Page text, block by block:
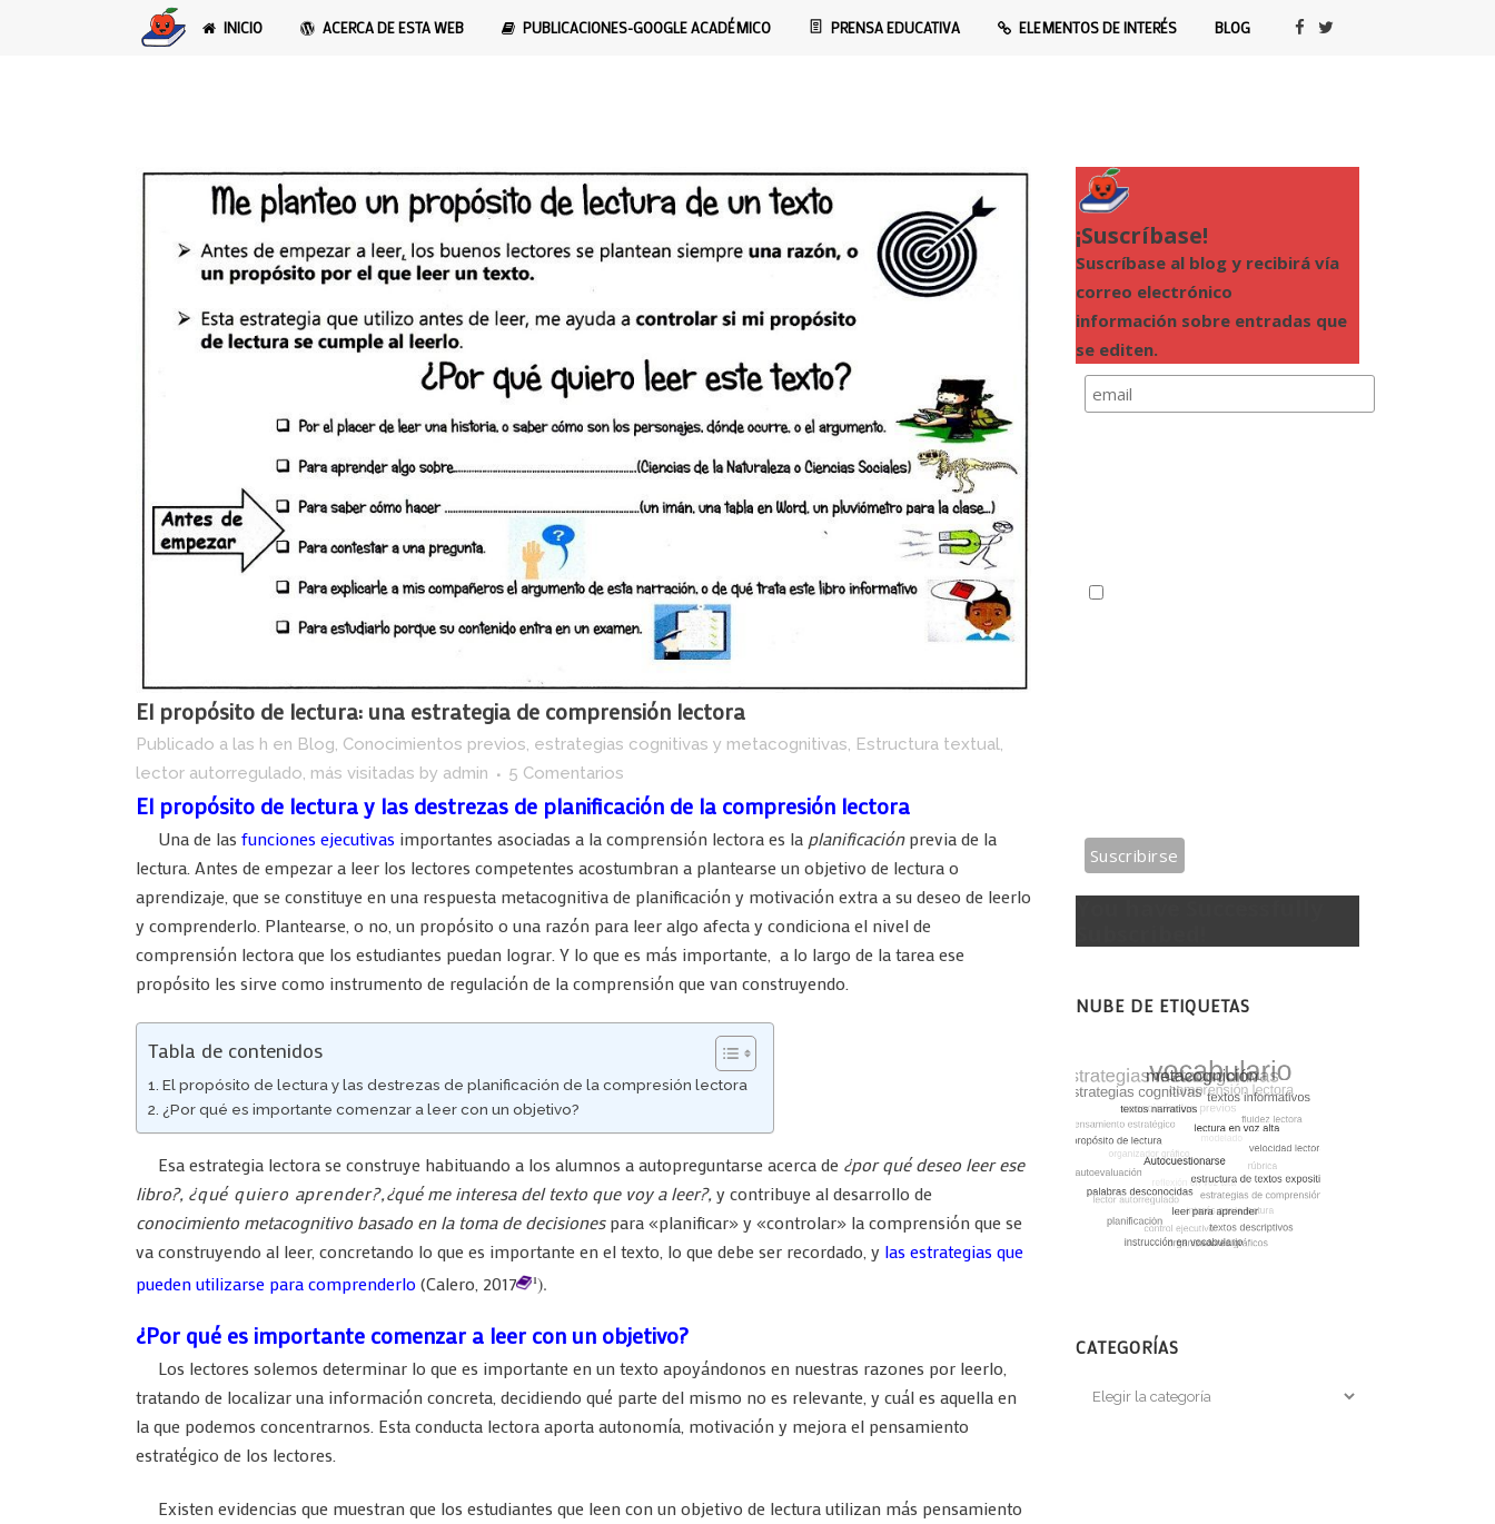
INICIO ACERCA DE ESTA WEB PUBLICACIONES-GOOGLE ACADÉMICO PRENSA EDUCATIVA ELEMENTOS DE INTERÉS BLOG
El propósito de lectura: una estrategia de comprensión lectora
Publicado a las h en Blog, Conocimientos previos, estrategias cognitivas y metacognitivas, Estructura textual,
lector autorregulado, más visitadas by admin 5 Comentarios
El propósito de lectura y las destrezas de planificación de la compresión lectora
Una de las funciones ejecutivas importantes asociadas a la comprensión lectora es la planificaciónprevia de la
lectura. Antes de empezar a leer los lectores competentes acostumbran a plantearse un objetivo de lectura o
aprendizaje, que se constituye en una respuesta metacognitiva de planificación y motivación extra a su deseo de leerlo
y comprenderlo. Plantearse, o no, un propósito o una razón para leer algo afecta y condiciona el nivel de
comprensión lectora que los estudiantes puedan lograr . Y lo que es más importante, a lo largo de la tarea ese
propósito les sirve como instrumento de regulación de la comprensión que van construyendo.
Tabla de contenidos
El propósito de lectura y las destrezas de planificación de la compresión lectora
¿Por qué es importante comenzar a leer con un objetivo?
Esa estrategia lectora se construye habituando a los alumnos a autopreguntarse acerca de ¿por qué deseo leer ese
libro?, ¿qué quiero aprender?,¿qué me interesa del texto que voy a leer?,y contribuye al desarrollo de
conocimiento metacognitivo basado en la toma de decisionespara «planificar» y «controlar» la comprensión que se
va construyendo al leer, concretando lo que es importante en el texto, lo que debe ser recordado, y las estrategias que
pueden utilizarse para comprenderlo (Calero, 2017 1).
¿Por qué es importante comenzar a leer con un objetivo?
Los lectores solemos determinar lo que es importante en un texto apoyándonos en nuestras razones por leerlo,
tratando de localizar una información concreta, decidiendo qué parte del mismo no es relevante, y cuál es aquella en
la que podemos concentrarnos. Esta conducta lectora aporta autonomía, motivación y mejora el pensamiento
estratégico de los lectores.
Existen evidencias que muestran que los estudiantes que leen con un objetivo de lectura utilizan más pensamiento
¡Suscríbase!
Suscríbase al blog y recibirá vía
correo electrónico
información sobre entradas que
se editen.
NUBE DE ETIQUETAS
CATEGORÍAS
Categorías